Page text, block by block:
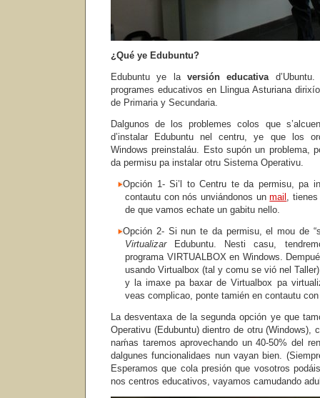
¿Qué ye Edubuntu?
Edubuntu ye la versión educativad’Ubuntu.
programes educativos en Llingua Asturiana
de Primaria y Secundaria.
Dalgunos de los problemes colos que
d’instalar Edubuntu nel centru, ye que los
Windows preinstaláu. Esto supón un problema,
da permisu pa instalar otru Sistema Operativu.
Opción 1- Si’l to Centru te da permisu, pa
contautu con nós unviándonos unmail , tienes
de que vamos echate un gabitu nello.
Opción 2- Si nun te da permisu, el mou de
VirtualizarEdubuntu. Nesti casu,
programa VIRTUALBOX en Windows.
usando Virtualbox (tal y comu se vió nel
y la imaxe pa baxar de Virtualbox pa
veas complicao, ponte tamién en contautu
La desventaxa de la segunda opción ye que
Operativu (Edubuntu) dientro de otru (Windows),
naḿas taremos aprovechando un 40-50% del
dalgunes funcionalidaes nun vayan bien.
Esperamos que cola presión que vosotros
nos centros educativos, vayamos camudando